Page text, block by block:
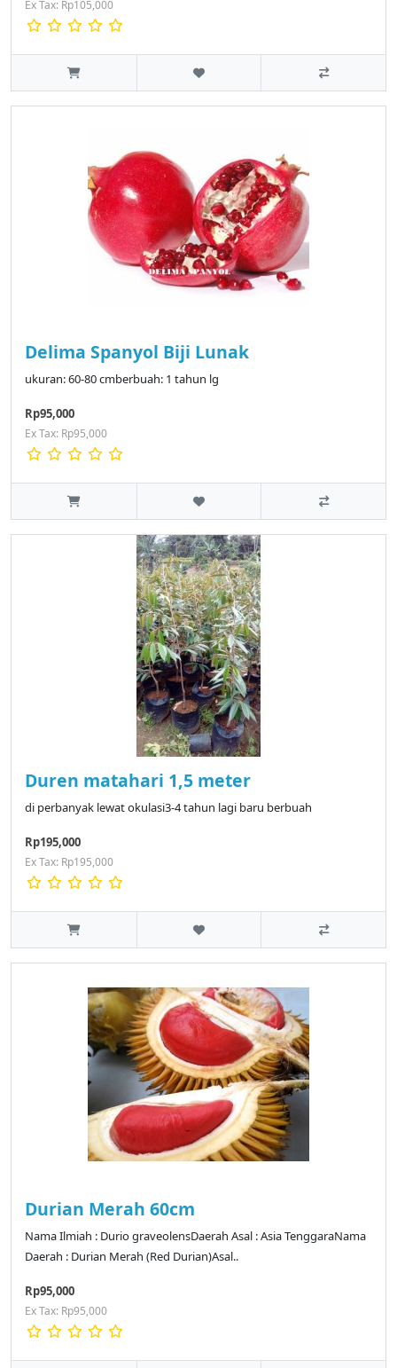
Ex Tax: Rp105,000
Delima Spanyol Biji Lunak
ukuran: 60-80 cmberbuah: 1 tahun lg
Rp95,000
Ex Tax: Rp95,000
Duren matahari 1,5 meter
di perbanyak lewat okulasi3-4 tahun lagi baru berbuah
Rp195,000
Ex Tax: Rp195,000
Durian Merah 60cm
Nama Ilmiah : Durio graveolensDaerah Asal : Asia TenggaraNama
Daerah : Durian Merah (Red Durian)Asal..
Rp95,000
Ex Tax: Rp95,000